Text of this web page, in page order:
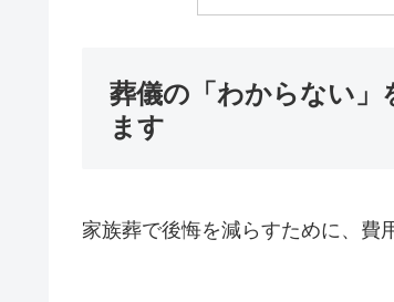
葬儀の「わからない
ます
家族葬で後悔を減らすために、費